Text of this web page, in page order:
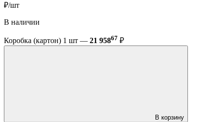
₽/шт
В наличии
Коробка (картон) 1 шт — 21 95867 ₽
В корзину